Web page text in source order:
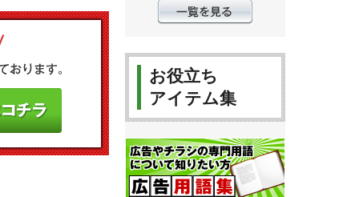
お役立ち
アイテム集